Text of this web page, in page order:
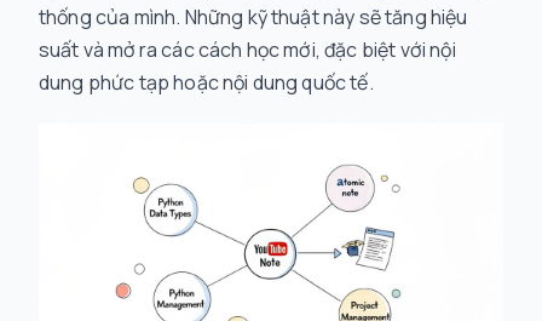
thống của mình. Những kỹ thuật này sẽ tăng hiệu
suất và mở ra các cách học mới, đặc biệt với nội
dung phức tạp hoặc nội dung quốc tế.